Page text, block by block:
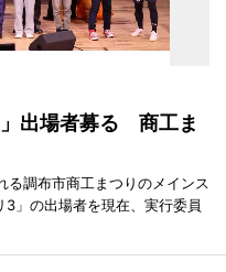
出場者募る 商工ま
る調布市商工まつりのメインス
」の出場者を現在、実行委員